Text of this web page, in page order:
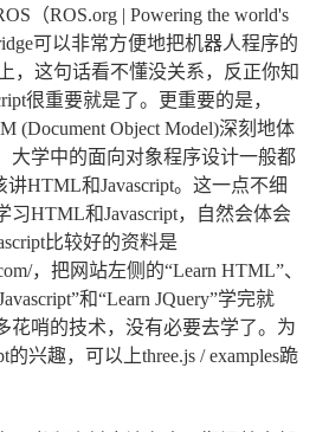
（ROS.org | Powering the world's
可以非常方便地把机器人程序的
，这句话看不懂没关系，反正你知
很重要就是了。更重要的是，
(Document Object Model)深刻地体
大学中的面向对象程序设计一般都
HTML和Javascript。这一点不细
习HTML和Javascript，自然会体会
比较好的资料是
，把网站左侧的“Learn HTML”、
和“Learn JQuery”学完就
花哨的技术，没有必要去学了。为
的兴趣，可以上three.js / examples跪